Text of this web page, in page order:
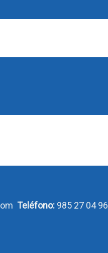
Teléfono: 985 27 04 96